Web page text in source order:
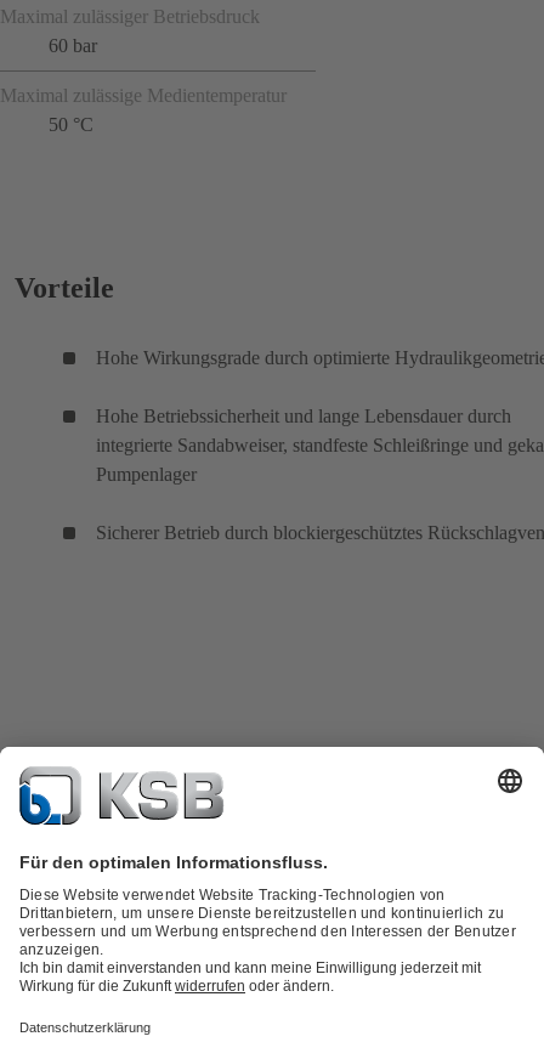
Maximal zulässiger Betriebsdruck
60 bar
Maximal zulässige Medientemperatur
50 °C
Vorteile
Hohe Wirkungsgrade durch optimierte
Hohe Betriebssicherheit und lange Lebensdauer durch
integrierte Sandabweiser, standfeste Schleißringe und
Pumpenlager
Sicherer Betrieb durch blockiergeschütztes